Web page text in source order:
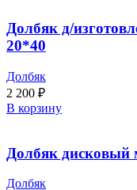
Долбяк д/
20*40
Долбяк
2 200 ₽
В корзину
Долбяк дисковый
Долбяк